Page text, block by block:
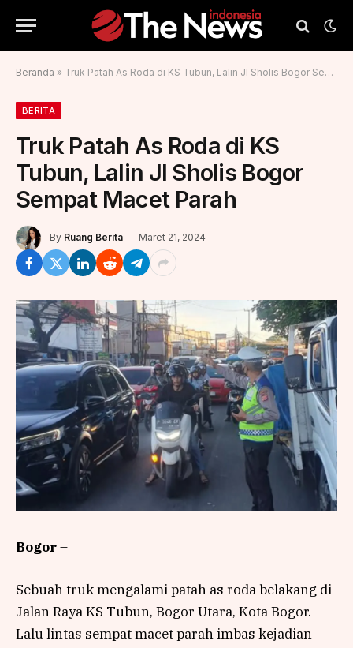
Beranda » Truk Patah As Roda di KS Tubun, Lalin Jl Sholis Bogor Sempat Macet Parah
BERITA
Truk Patah As Roda di KS
Tubun, Lalin Jl Sholis Bogor
Sempat Macet Parah
By Ruang Berita Maret 21, 2024
Bogor–
Sebuah truk mengalami patah as roda belakang di
Jalan Raya KS Tubun, Bogor Utara, Kota Bogor.
Lalu lintas sempat macet parah imbas kejadian